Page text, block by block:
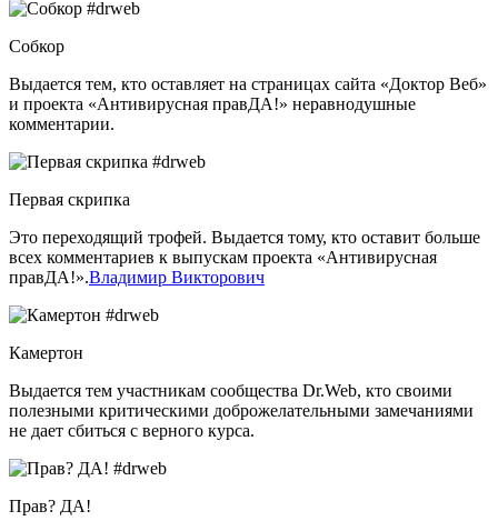
Собкор
Выдается тем, кто оставляет на страницах сайта «Доктор Веб»
и проекта «Антивирусная правДА!» неравнодушные
комментарии.
Первая скрипка
Это переходящий трофей. Выдается тому, кто оставит больше
всех комментариев к выпускам проекта «Антивирусная
правДА!».Владимир Викторович
Камертон
Выдается тем участникам сообщества Dr.Web, кто своими
полезными критическими доброжелательными замечаниями
не дает сбиться с верного курса.
Прав? ДА!